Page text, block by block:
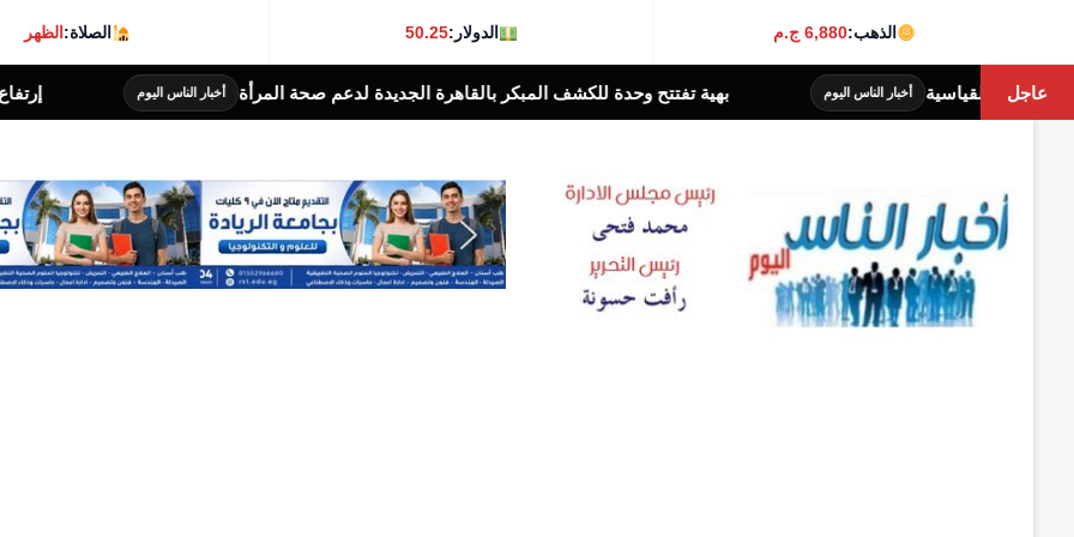
الذهب:6,880 ج.م الدولار:50.25 الصلاة:الظهر
عاجل بهية تفتتح وحدة للكشف المبكر بالقاهرة الجديدة لدعم صحة المرأة أخبار الناس اليوم إرتفاع أسعار الذهب خلال تعاملات